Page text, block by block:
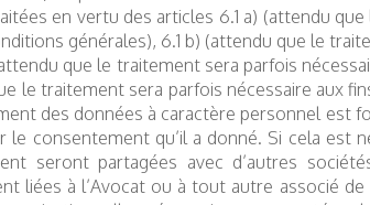
en vertu des articles 6.1 a) (attendu
générales), 6.1 b) (attendu que le
que le traitement sera parfois
le traitement sera parfois nécessaire aux
des données à caractère personnel est
consentement qu’il a donné. Si cela est
seront partagées avec d’autres
liées à l’Avocat ou à tout autre associé